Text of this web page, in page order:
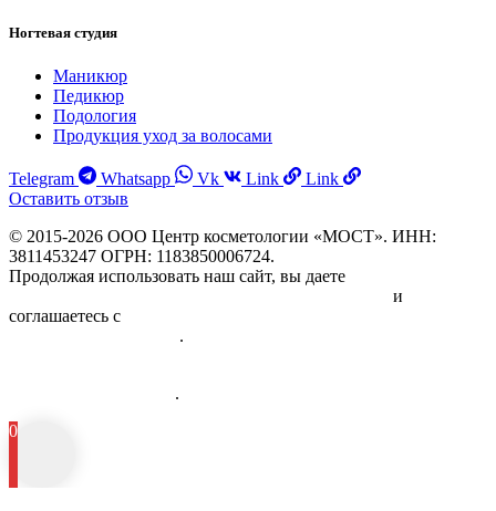
Ногтевая студия
Маникюр
Педикюр
Подология
Продукция уход за волосами
Telegram Whatsapp Vk Link
Link
Оставить отзыв
© 2015-2026 ООО Центр косметологии «МОСТ». ИНН:
3811453247 ОГРН: 1183850006724.
Продолжая использовать наш сайт, вы даете
и
соглашаетесь с
.
.
0